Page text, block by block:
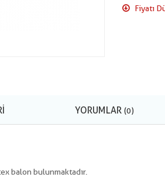
Fiyatı
YORUMLAR (0)
balon bulunmaktadır.